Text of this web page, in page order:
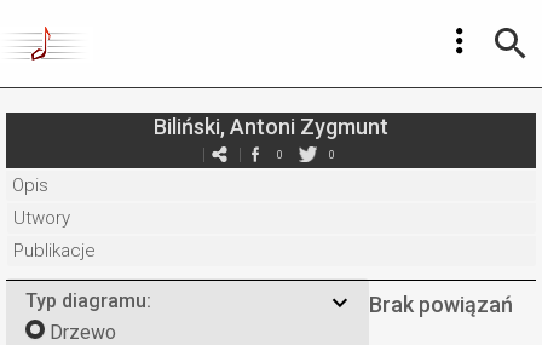
Biliński, Antoni Zygmunt
0 0
Opis
Utwory
Publikacje
Typ diagramu:
Drzewo
Brak powiązań